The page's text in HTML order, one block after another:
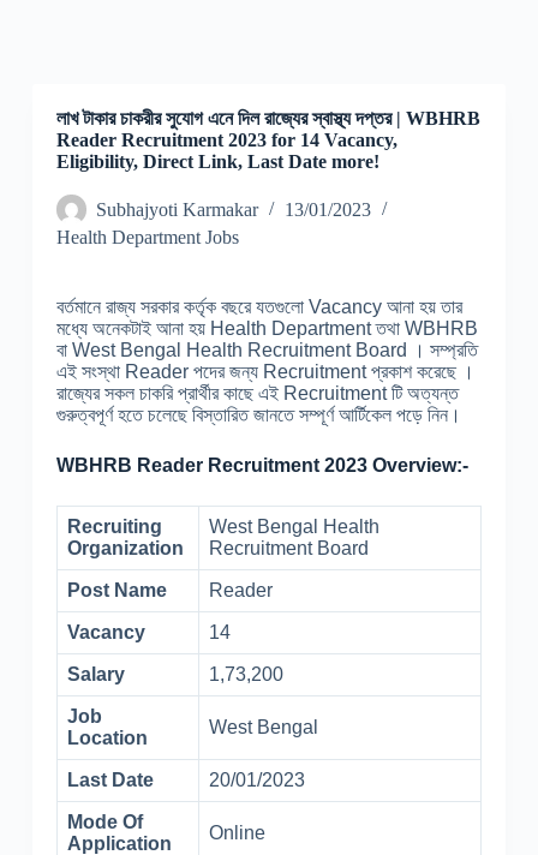
লাখ টাকার চাকরীর সুযোগ এনে দিল রাজ্যের স্বাস্থ্য দপ্তর | WBHRB
Reader Recruitment 2023 for 14 Vacancy,
Eligibility, Direct Link, Last Date more!
Subhajyoti Karmakar
13/01/2023
Health Department Jobs
বর্তমানে রাজ্য সরকার কর্তৃক বছরে যতগুলো Vacancy আনা হয় তার
মধ্যে অনেকটাই আনা হয় Health Department তথা WBHRB
বা West Bengal Health Recruitment Board । সম্প্রতি
এই সংস্থা Reader পদের জন্য Recruitment প্রকাশ করেছে ।
রাজ্যের সকল চাকরি প্রার্থীর কাছে এই Recruitment টি অত্যন্ত
গুরুত্বপূর্ণ হতে চলেছে বিস্তারিত জানতে সম্পূর্ণ আর্টিকেল পড়ে নিন।
WBHRB Reader Recruitment 2023 Overview:-
Recruiting
Organization
West Bengal Health
Recruitment Board
Post Name Reader
Vacancy 14
Salary 1,73,200
Job
Location
West Bengal
Last Date 20/01/2023
Mode Of
Application
Online